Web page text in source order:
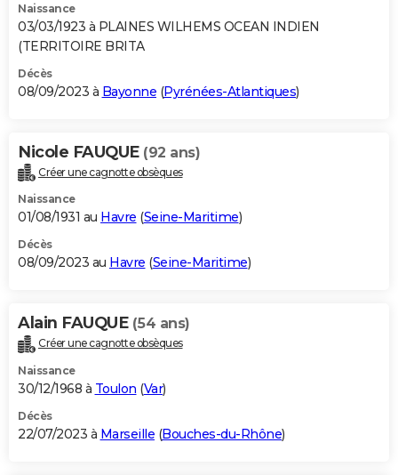
Naissance
03/03/1923 à PLAINES WILHEMS OCEAN INDIEN
(TERRITOIRE BRITA
Décès
08/09/2023 à Bayonne (Pyrénées-Atlantiques)
Nicole FAUQUE (92 ans)
Créer une cagnotte obsèques
Naissance
01/08/1931 au Havre (Seine-Maritime)
Décès
08/09/2023 au Havre (Seine-Maritime)
Alain FAUQUE (54 ans)
Créer une cagnotte obsèques
Naissance
30/12/1968 à Toulon (Var)
Décès
22/07/2023 à Marseille (Bouches-du-Rhône)